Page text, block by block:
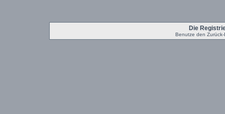
Die
Benutze den